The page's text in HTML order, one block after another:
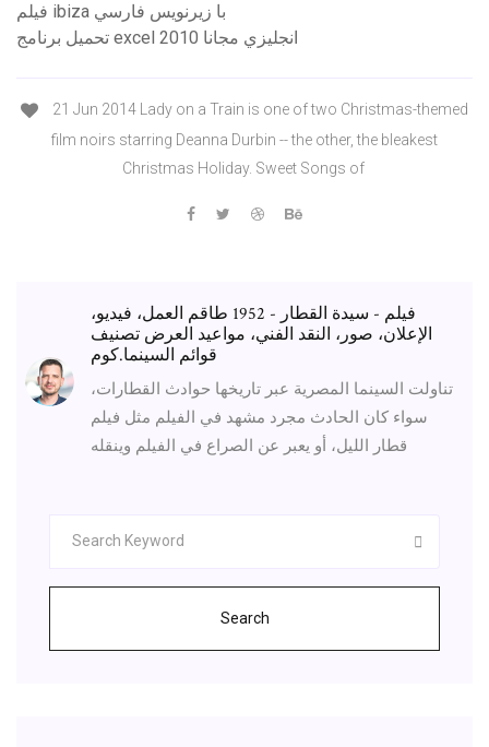
فيلم ibiza با زيرنويس فارسي
تحميل برنامج excel 2010 انجليزي مجانا
21 Jun 2014 Lady on a Train is one of two Christmas-themed
film noirs starring Deanna Durbin -- the other, the bleakest
Christmas Holiday. Sweet Songs of
فيلم - سيدة القطار - 1952 طاقم العمل، فيديو،
الإعلان، صور، النقد الفني، مواعيد العرض تصنيف
قوائم السينما.كوم
تناولت السينما المصرية عبر تاريخها حوادث القطارات،
سواء كان الحادث مجرد مشهد في الفيلم مثل فيلم
قطار الليل، أو يعبر عن الصراع في الفيلم وينقله
Search